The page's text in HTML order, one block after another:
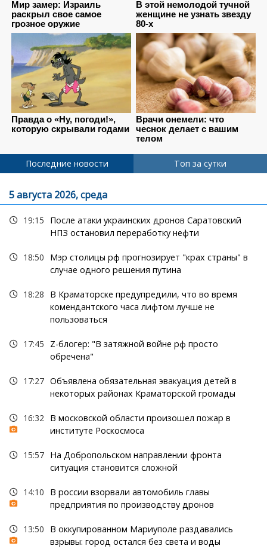
Последние новости Топ за сутки
5 августа 2026, среда
19:15
После атаки украинских дронов Саратовский
НПЗ остановил переработку нефти
18:50
Мэр столицы рф прогнозирует "крах страны" в
случае одного решения путина
18:28
В Краматорске предупредили, что во время
комендантского часа лифтом лучше не
пользоваться
17:45
Z-блогер: "В затяжной войне рф просто
обречена"
17:27 Объявлена обязательная эвакуация детей в
некоторых районах Краматорской громады
16:32
В московской области произошел пожар в
институте Роскосмоса
15:57 На Добропольском направлении фронта
ситуация становится сложной
14:10
В россии взорвали автомобиль главы
предприятия по производству дронов
13:50
В оккупированном Мариуполе раздавались
взрывы: город остался без света и воды